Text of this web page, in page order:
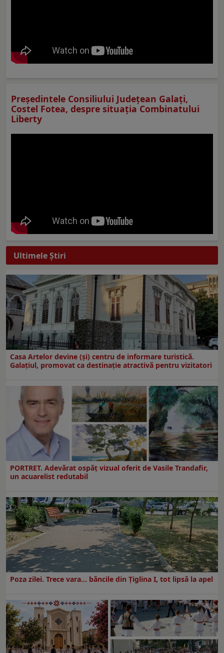
Preşedintele Consiliului Judeţean Galaţi,
Costel Fotea, despre situaţia Combinatului
Liberty
Ultimele Ştiri
Casa Artelor devine (şi) centru de informare turistică.
Galaţiul, promovat ca destinaţie atractivă pentru vizitatori
PORTRET. Adevărat ospăț vizual oferit de Vasile Trandafir,
un acuarelist redutabil
Poza zilei. Trece vara… băncile din Ţiglina I, tot lipsă la apel